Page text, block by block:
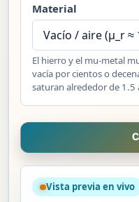
Material
El hierro y el mu-metal
vacía por cientos o
saturan alrededor de 1.5
Vista previa en vivo